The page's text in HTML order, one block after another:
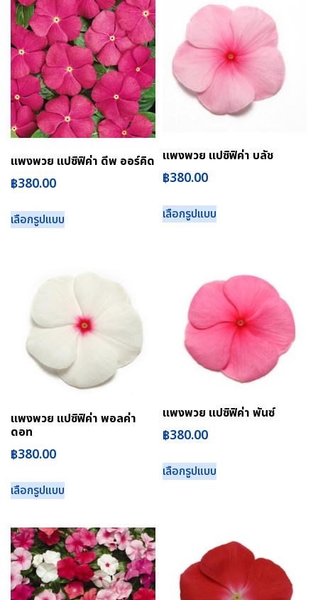
แพงพวย แปซิฟิค่า ดีพ ออร์คิด
฿380.00
เลือกรูปแบบ
แพงพวย แปซิฟิค่า บลัช
฿380.00
เลือกรูปแบบ
แพงพวย แปซิฟิค่า พอลค่า
ดอท
฿380.00
เลือกรูปแบบ
แพงพวย แปซิฟิค่า พันซ์
฿380.00
เลือกรูปแบบ